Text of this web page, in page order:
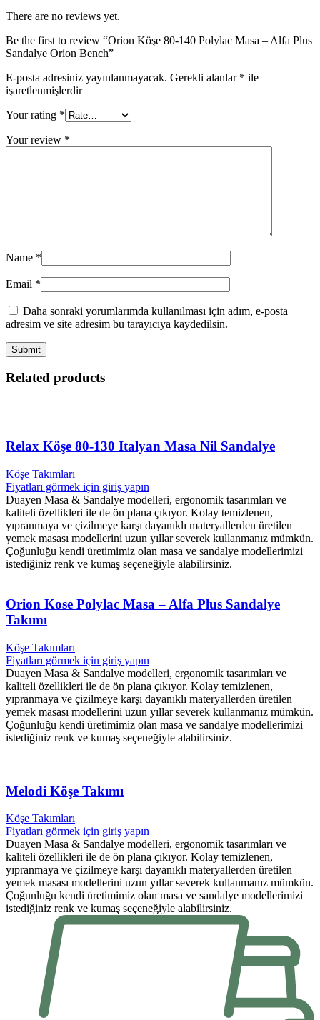
There are no reviews yet.
Be the first to review “Orion Köşe 80-140 Polylac Masa – Alfa Plus
Sandalye Orion Bench”
E-posta adresiniz yayınlanmayacak. Gerekli alanlar * ile
işaretlenmişlerdir
Your rating *
Your review *
Name *
Email *
Daha sonraki yorumlarımda kullanılması için adım, e-posta
adresim ve site adresim bu tarayıcıya kaydedilsin.
Related products
Relax Köşe 80-130 Italyan Masa Nil Sandalye
Köşe Takımları
Fiyatları görmek için giriş yapın
Duayen Masa & Sandalye modelleri, ergonomik tasarımları ve
kaliteli özellikleri ile de ön plana çıkıyor. Kolay temizlenen,
yıpranmaya ve çizilmeye karşı dayanıklı materyallerden üretilen
yemek masası modellerini uzun yıllar severek kullanmanız mümkün.
Çoğunluğu kendi üretimimiz olan masa ve sandalye modellerimizi
istediğiniz renk ve kumaş seçeneğiyle alabilirsiniz.
Orion Kose Polylac Masa – Alfa Plus Sandalye
Takımı
Köşe Takımları
Fiyatları görmek için giriş yapın
Duayen Masa & Sandalye modelleri, ergonomik tasarımları ve
kaliteli özellikleri ile de ön plana çıkıyor. Kolay temizlenen,
yıpranmaya ve çizilmeye karşı dayanıklı materyallerden üretilen
yemek masası modellerini uzun yıllar severek kullanmanız mümkün.
Çoğunluğu kendi üretimimiz olan masa ve sandalye modellerimizi
istediğiniz renk ve kumaş seçeneğiyle alabilirsiniz.
Melodi Köşe Takımı
Köşe Takımları
Fiyatları görmek için giriş yapın
Duayen Masa & Sandalye modelleri, ergonomik tasarımları ve
kaliteli özellikleri ile de ön plana çıkıyor. Kolay temizlenen,
yıpranmaya ve çizilmeye karşı dayanıklı materyallerden üretilen
yemek masası modellerini uzun yıllar severek kullanmanız mümkün.
Çoğunluğu kendi üretimimiz olan masa ve sandalye modellerimizi
istediğiniz renk ve kumaş seçeneğiyle alabilirsiniz.